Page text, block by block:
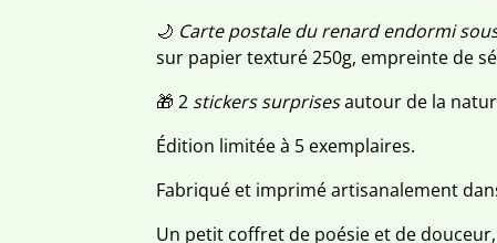
🌙 Carte postale du renard endormi
sur papier texturé 250g, empreinte de
🎁 2 stickers surprisesautour de la
Édition limitée à 5 exemplaires.
Fabriqué et imprimé artisanalement
Un petit coffret de poésie et de